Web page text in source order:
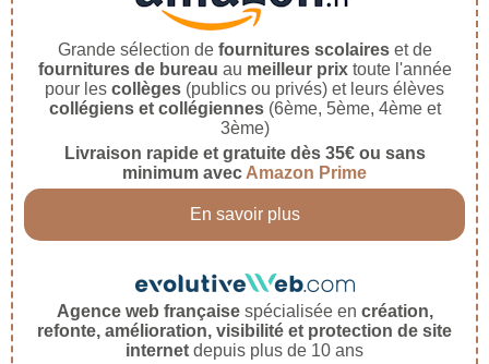
Grande sélection de fournitures scolaireset de
fournitures de bureau au meilleur prixtoute l'année
pour les collèges (publics ou privés) et leurs élèves
collégiens et collégiennes(6ème, 5ème, 4ème et
3ème)
Livraison rapide et gratuite dès 35€ ou sans
minimum avec Amazon Prime
En savoir plus
Agence web françaisespécialisée en création,
refonte, amélioration, visibilité et protection de site
internet depuis plus de 10 ans